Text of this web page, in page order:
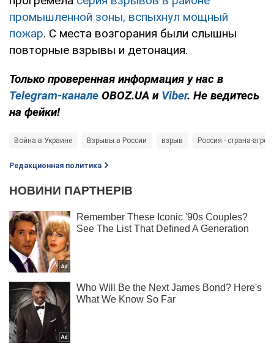
промышленной зоны, вспыхнул мощный
пожар. С места возгорания были слышны
повторные взрывы и детонация.
Только проверенная информация у нас в
Telegram-канале OBOZ.UA и Viber. Не ведитесь
на фейки!
Война в Украине Взрывы в России взрыв Россия - страна-
Редакционная политика